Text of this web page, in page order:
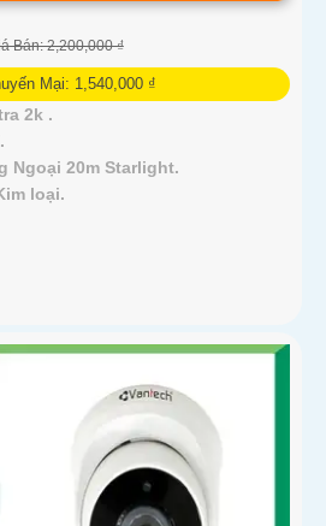
Bán: 2,200,000 ₫
Mại: 1,540,000 ₫
2k .
Ngoại 20m Starlight.
loại.